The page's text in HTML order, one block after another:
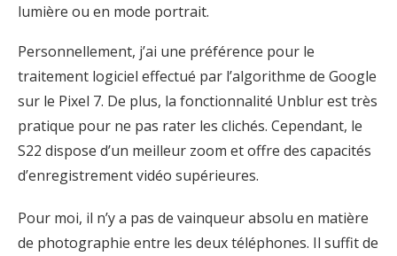
lumière ou en mode portrait.
Personnellement, j’ai une préférence pour le
traitement logiciel effectué par l’algorithme de Google
sur le Pixel 7. De plus, la fonctionnalité Unblur est très
pratique pour ne pas rater les clichés. Cependant, le
S22 dispose d’un meilleur zoom et offre des capacités
d’enregistrement vidéo supérieures.
Pour moi, il n’y a pas de vainqueur absolu en matière
de photographie entre les deux téléphones. Il suffit de